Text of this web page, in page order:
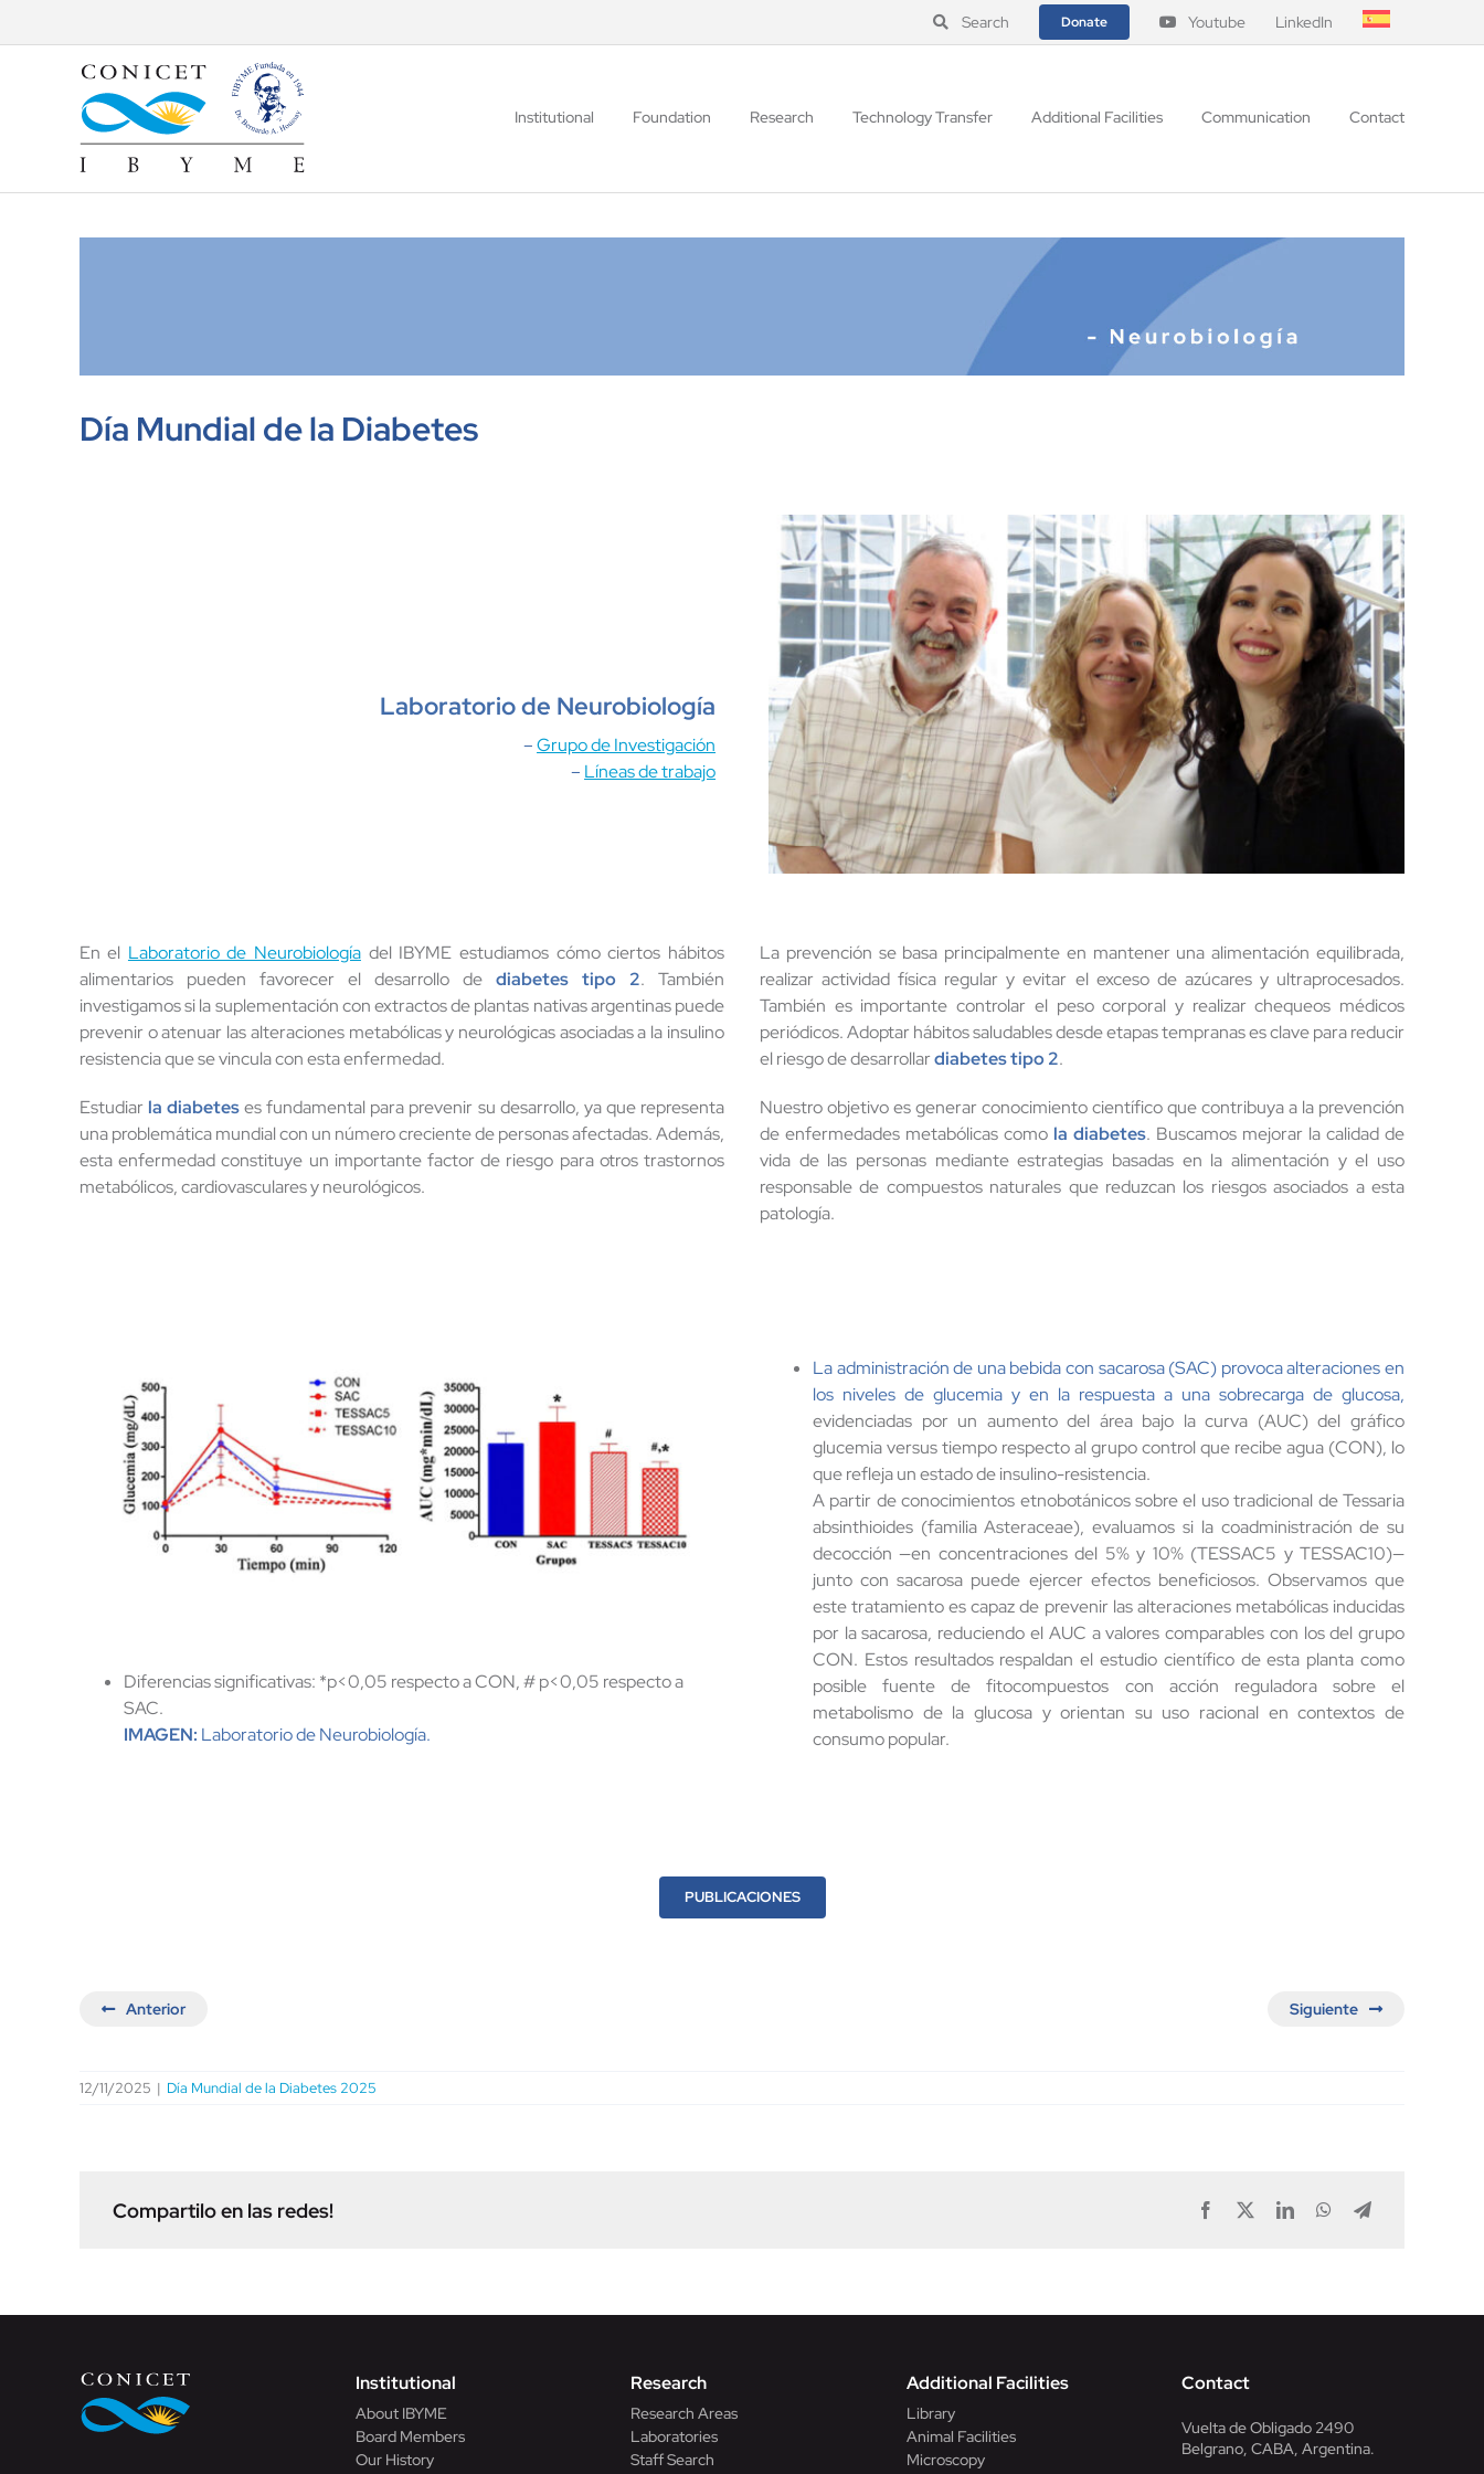
Search Donate Youtube LinkedIn
Institutional Foundation Research Technology Transfer Additional Facilities Communication Contact
Día Mundial de la Diabetes
Laboratorio de Neurobiología
–Grupo de Investigación
– Líneas de trabajo
En el Laboratorio de Neurobiologíadel IBYME estudiamos cómo ciertos hábitos
alimentarios pueden favorecer el desarrollo de diabetes tipo 2. También
investigamos si la suplementación con extractos de plantas nativas argentinas puede
prevenir o atenuar las alteraciones metabólicas y neurológicas asociadas a la insulino
resistencia que se vincula con esta enfermedad.
Estudiarla diabeteses fundamental para prevenir su desarrollo, ya que representa
una problemática mundial con un número creciente de personas afectadas. Además,
esta enfermedad constituye un importante factor de riesgo para otros trastornos
metabólicos, cardiovasculares y neurológicos.
La prevención se basa principalmente en mantener una alimentación equilibrada,
realizar actividad física regular y evitar el exceso de azúcares y ultraprocesados.
También es importante controlar el peso corporal y realizar chequeos médicos
periódicos. Adoptar hábitos saludables desde etapas tempranas es clave para reducir
el riesgo de desarrollardiabetes tipo 2.
Nuestro objetivo es generar conocimiento científico que contribuya a la prevención
de enfermedades metabólicas como la diabetes. Buscamos mejorar la calidad de
vida de las personas mediante estrategias basadas en la alimentación y el uso
responsable de compuestos naturales que reduzcan los riesgos asociados a esta
patología.
Diferencias significativas: *p<0,05 respecto a CON, # p<0,05 respecto a
SAC.
IMAGEN: Laboratorio de Neurobiología.
La administración de una bebida con sacarosa (SAC) provoca alteraciones en
los niveles de glucemia y en la respuesta a una sobrecarga de glucosa,
evidenciadas por un aumento del área bajo la curva (AUC) del gráfico
glucemia versus tiempo respecto al grupo control que recibe agua (CON), lo
que refleja un estado de insulino-resistencia.
A partir de conocimientos etnobotánicos sobre el uso tradicional de Tessaria
absinthioides (familia Asteraceae), evaluamos si la coadministración de su
decocción —en concentraciones del 5% y 10% (TESSAC5 y TESSAC10)—
junto con sacarosa puede ejercer efectos beneficiosos. Observamos que
este tratamiento es capaz de prevenir las alteraciones metabólicas inducidas
por la sacarosa, reduciendo el AUC a valores comparables con los del grupo
CON. Estos resultados respaldan el estudio científico de esta planta como
posible fuente de fitocompuestos con acción reguladora sobre el
metabolismo de la glucosa y orientan su uso racional en contextos de
consumo popular.
PUBLICACIONES
Anterior Siguiente
12/11/2025 | Día Mundial de la Diabetes 2025
Compartilo en las redes! Facebook LinkedInWhatsAppTelegram
Institutional
About IBYME
Board Members
Our History
Research
Research Areas
Laboratories
Staff Search
Additional Facilities
Library
Animal Facilities
Microscopy
Contact
Vuelta de Obligado 2490
Belgrano, CABA, Argentina.